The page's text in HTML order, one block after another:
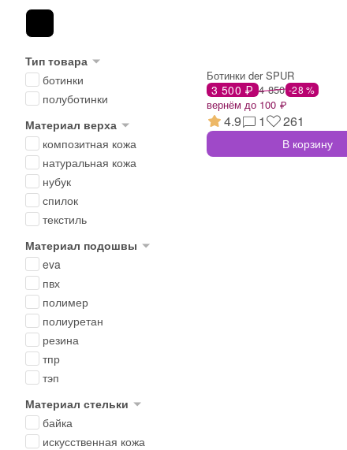
Тип товара
ботинки
полуботинки
Материал верха
композитная кожа
натуральная кожа
нубук
спилок
текстиль
Материал подошвы
eva
пвх
полимер
полиуретан
резина
тпр
тэп
Материал стельки
байка
искусственная кожа
Ботинки der SPUR
3 500 ₽ 4 850 -28 %
вернём до 100 ₽
4.9 1 261
В корзину